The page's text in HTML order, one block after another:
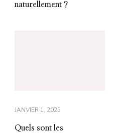
naturellement ?
JANVIER 1, 2025
Quels sont les